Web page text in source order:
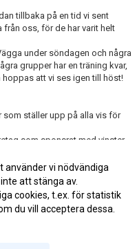
tillbaka på en tid vi sent
från oss, för de har varit helt
under söndagen och några
grupper har en träning kvar,
att vi ses igen till höst!
som ställer upp på alla vis för
som sponsrat med vinster
använder vi nödvändiga
att stänga av.
cookies, t.ex. för statistik
du vill acceptera dessa.